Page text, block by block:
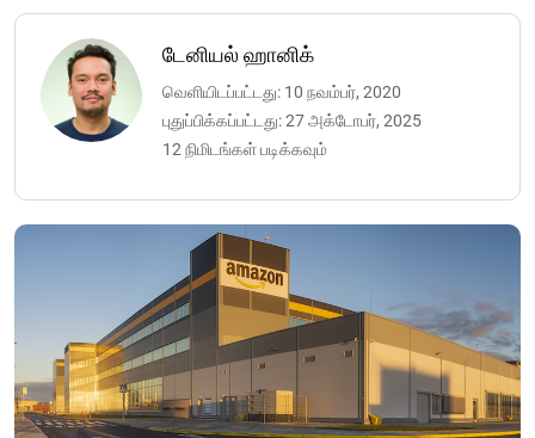
டேனியல் ஹானிக்
வெளியிடப்பட்டது: 10 நவம்பர், 2020
புதுப்பிக்கப்பட்டது: 27 அக்டோபர், 2025
12 நிமிடங்கள் படிக்கவும்